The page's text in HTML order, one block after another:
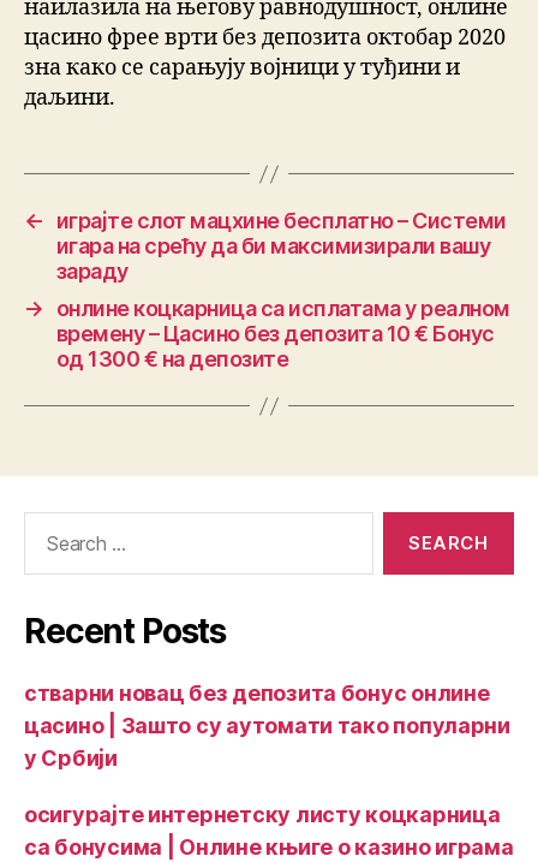
наилазила на његову равнодушност, онлине
цасино фрее врти без депозита октобар 2020
зна како се сарањују војници у туђини и
даљини.
←
играјте слот мацхине бесплатно – Системи
игара на срећу да би максимизирали вашу
зараду
→
онлине коцкарница са исплатама у реалном
времену – Цасино без депозита 10 € Бонус
од 1300 € на депозите
Recent Posts
стварни новац без депозита бонус онлине
цасино | Зашто су аутомати тако популарни
у Србији
осигурајте интернетску листу коцкарница
са бонусима | Онлине књиге о казино играма